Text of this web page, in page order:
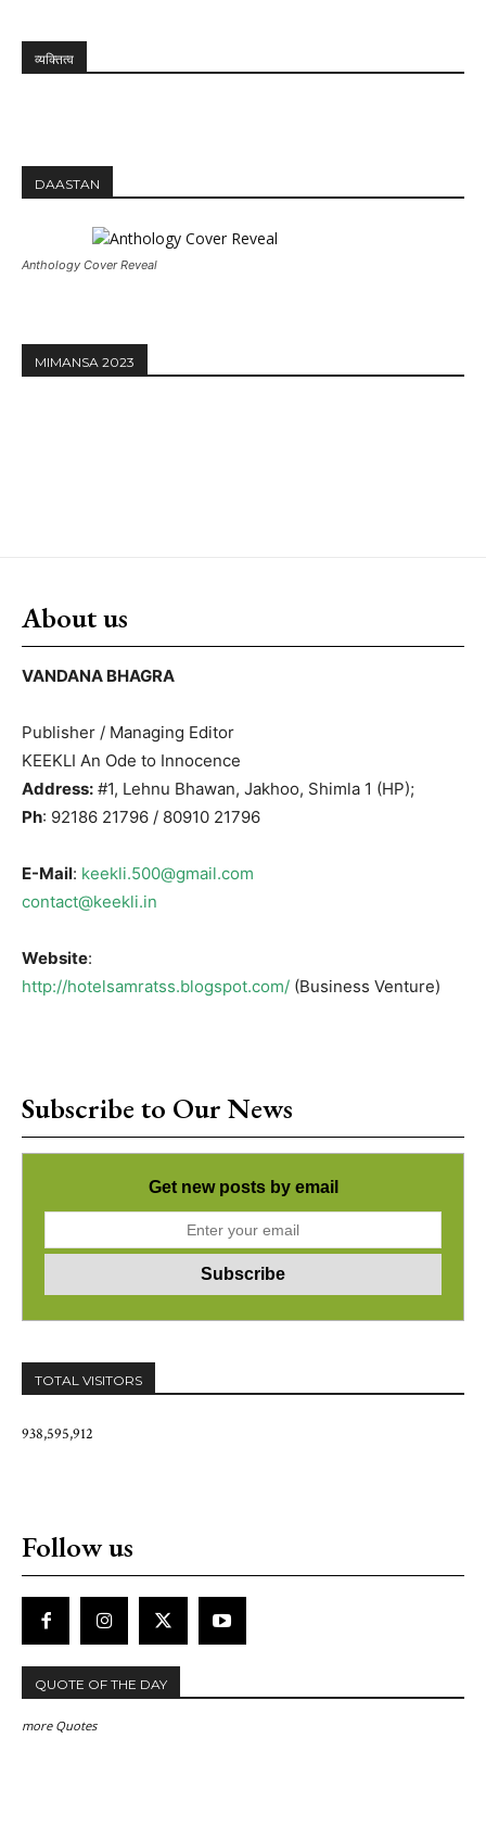
व्यक्तित्व
DAASTAN
Anthology Cover Reveal
MIMANSA 2023
About us
VANDANA BHAGRA
Publisher / Managing Editor
KEEKLI An Ode to Innocence
Address: #1, Lehnu Bhawan, Jakhoo, Shimla 1 (HP);
Ph: 92186 21796 / 80910 21796
E-Mail: keekli.500@gmail.com
contact@keekli.in
Website:
http://hotelsamratss.blogspot.com/ (Business Venture)
Subscribe to Our News
Get new posts by email
TOTAL VISITORS
938,595,912
Follow us
QUOTE OF THE DAY
more Quotes